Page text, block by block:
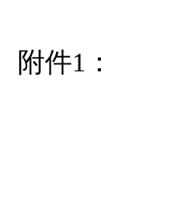
附件1 ：